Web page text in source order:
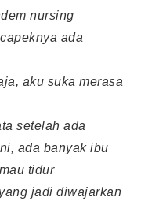
nursing
ada
aku suka merasa
setelah ada
ada banyak ibu
tidur
jadi diwajarkan